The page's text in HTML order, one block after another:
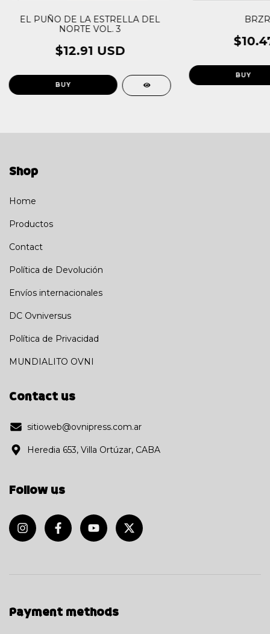
EL PUÑO DE LA ESTRELLA DEL
NORTE VOL. 3
$12.91 USD
Shop
Home
Productos
Contact
Política de Devolución
Envíos internacionales
DC Ovniversus
Política de Privacidad
MUNDIALITO OVNI
Contact us
sitioweb@ovnipress.com.ar
Heredia 653, Villa Ortúzar, CABA
Follow us
Payment methods